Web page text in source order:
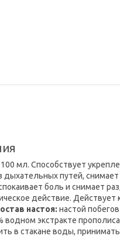
мл. Способствует
дыхательных путей,
боль и снимает
действие. Действует
настоя: настой
экстракте
в стакане воды,